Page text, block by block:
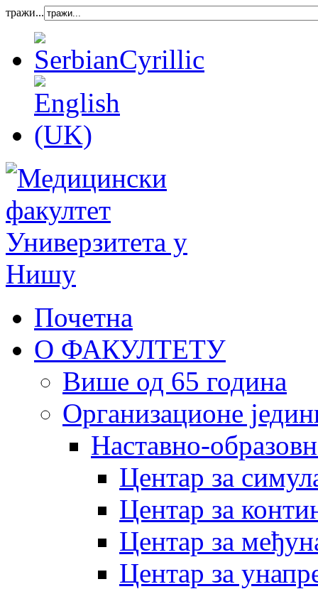
тражи...
Почетна
О ФАКУЛТЕТУ
Више од 65 година
Организационе
Наставно-
Центар за
Центар за
Центар за
Центар за